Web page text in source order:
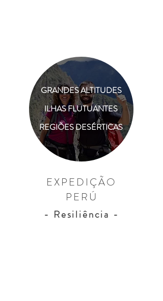
GRANDES ALTITUDES
ILHAS FLUTUANTES
REGIÕES DESÉRTICAS
EXPEDIÇÃO
PERÚ
- Resiliência -